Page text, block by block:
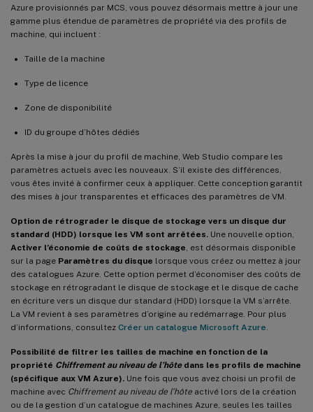
Azure provisionnés par MCS, vous pouvez désormais mettre à jour une
gamme plus étendue de paramètres de propriété via des profils de
machine, qui incluent :
Taille de la machine
Type de licence
Zone de disponibilité
ID du groupe d’hôtes dédiés
Après la mise à jour du profil de machine, Web Studio compare les
paramètres actuels avec les nouveaux. S’il existe des différences,
vous êtes invité à confirmer ceux à appliquer. Cette conception garantit
des mises à jour transparentes et efficaces des paramètres de VM.
Option de rétrograder le disque de stockage vers un disque dur
standard (HDD) lorsque les VM sont arrêtées. Une nouvelle option,
Activer l’économie de coûts de stockage , est désormais disponible
sur la page Paramètres du disque lorsque vous créez ou mettez à jour
des catalogues Azure. Cette option permet d’économiser des coûts de
stockage en rétrogradant le disque de stockage et le disque de cache
en écriture vers un disque dur standard (HDD) lorsque la VM s’arrête.
La VM revient à ses paramètres d’origine au redémarrage. Pour plus
d’informations, consultez Créer un catalogue Microsoft Azure
Possibilité de filtrer les tailles de machine en fonction de la
propriété Chiffrement au niveau de l’hôtedans les profils de machine
(spécifique aux VM Azure). Une fois que vous avez choisi un profil de
machine avec Chiffrement au niveau de l’hôte activé lors de la création
ou de la gestion d’un catalogue de machines Azure, seules les tailles